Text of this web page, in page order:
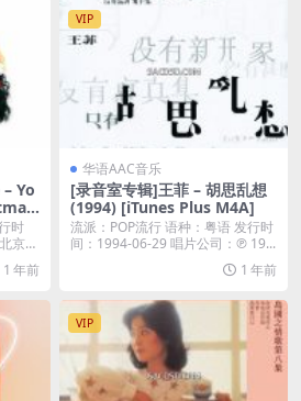
Yo
时
京热
1 年前
VIP
华语AAC音乐
[录音室专辑]王菲 – 胡思乱想
(1994) [iTunes Plus M4A]
流派：POP流行 语种：粤语 发行时
间：1994-06-29 唱片公司：℗ 19...
1 年前
VIP